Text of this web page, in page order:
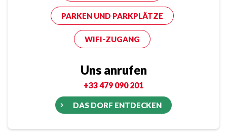
PARKEN UND PARKPLÄTZE
WIFI-ZUGANG
Uns anrufen
+33 479 090 201
DAS DORF ENTDECKEN